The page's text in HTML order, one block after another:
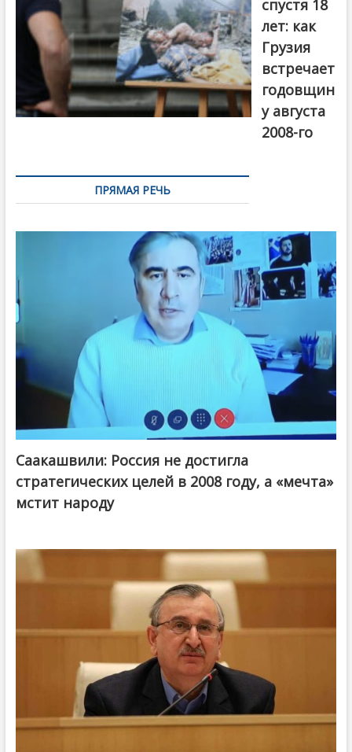
спустя 18
лет: как
Грузия
встречает
годовщин
у августа
2008-го
ПРЯМАЯ РЕЧЬ
Саакашвили: Россия не достигла
стратегических целей в 2008 году, а «мечта»
мстит народу